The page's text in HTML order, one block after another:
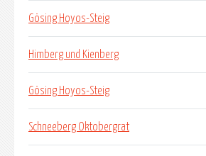
Gösing Hoyos-Steig
Himberg und Kienberg
Gösing Hoyos-Steig
Schneeberg Oktobergrat